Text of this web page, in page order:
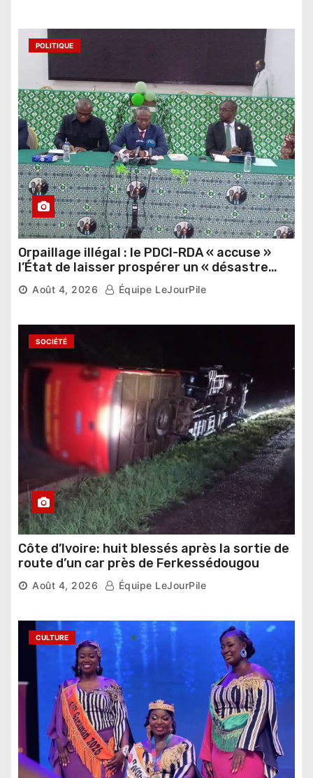
POLITIQUE
Orpaillage illégal : le PDCI-RDA « accuse »
l’État de laisser prospérer un « désastre
national »
Août 4, 2026 Équipe LeJourPile
SOCIÉTÉ
Côte d’Ivoire: huit blessés après la sortie de
route d’un car près de Ferkessédougou
Août 4, 2026 Équipe LeJourPile
CULTURE